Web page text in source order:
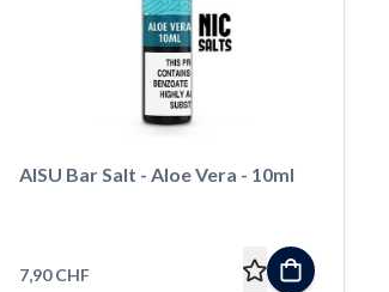
AISU Bar Salt - Aloe Vera - 10ml
7,90 CHF